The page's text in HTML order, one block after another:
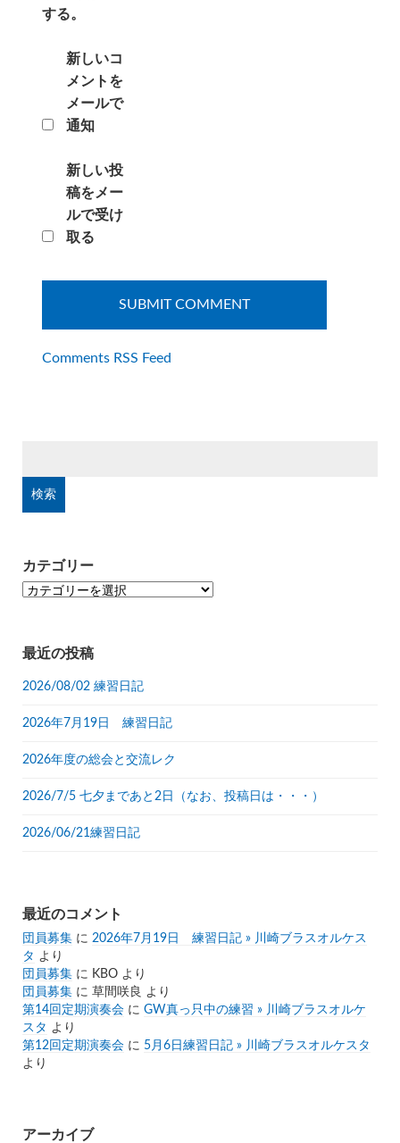
する。
新しいコ
メントを
メールで
通知
新しい投
稿をメー
ルで受け
取る
Comments RSS Feed
カテゴリー
カ
リ
ー
最近の投稿
2026/08/02 練習日記
2026年7月19日 練習日記
2026年度の総会と交流レク
2026/7/5 七夕まであと2日（なお、投稿日は・・・）
2026/06/21練習日記
最近のコメント
団員募集 に 2026年7月19日 練習日記 » 川崎ブラスオルケス
タ より
団員募集 に KBO より
団員募集 に 草間咲良 より
第14回定期演奏会 に GW真っ只中の練習 » 川崎ブラスオルケ
スタ より
第12回定期演奏会 に 5月6日練習日記 » 川崎ブラスオルケスタ
より
アーカイブ